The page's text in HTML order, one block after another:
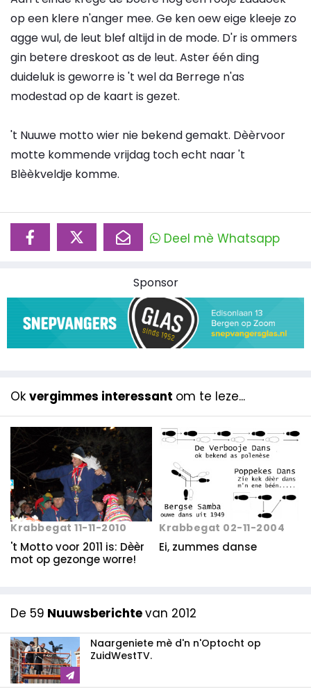
op een klere n'anger mee. Ge ken oew eige kleeje zo
agge wul, de leut blef altijd in de mode. D'r is ommers
gin betere dreskoot as de leut. Aster één ding
duideluk is geworre is 't wel da Berrege n'as
modestad op de kaart is gezet.
't Nuuwe motto wier nie bekend gemakt. Dèèrvoor
motte kommende vrijdag toch echt naar 't
Blèèkveldje komme.
Deel mè Whatsapp
Sponsor
Ok vergimmes interessant om te leze...
Krabbegat 11-11-2010
't Motto voor 2011 is: Dèèr
mot op gezonge worre!
Krabbegat 02-11-2004
Ei, zummes danse
De 59 Nuuwsberichtevan 2012
Naargeniete mè d'n n'Optocht op
ZuidWestTV.